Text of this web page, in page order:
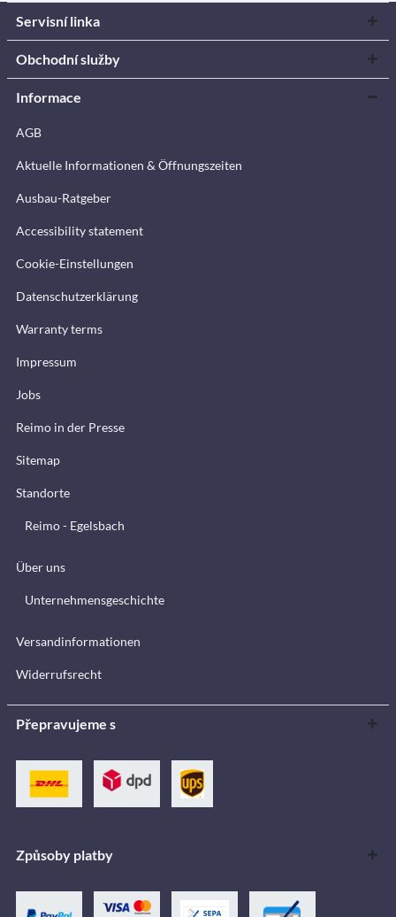
Servisní linka
Obchodní služby
Informace
AGB
Aktuelle Informationen & Öffnungszeiten
Ausbau-Ratgeber
Accessibility statement
Cookie-Einstellungen
Datenschutzerklärung
Warranty terms
Impressum
Jobs
Reimo in der Presse
Sitemap
Standorte
Reimo - Egelsbach
Über uns
Unternehmensgeschichte
Versandinformationen
Widerrufsrecht
Přepravujeme s
Způsoby platby